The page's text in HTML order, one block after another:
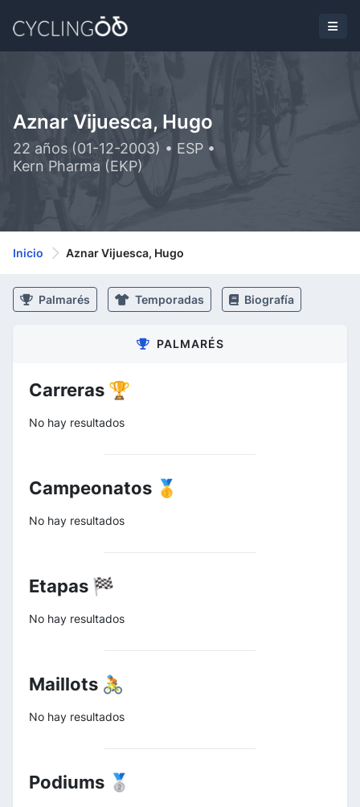
Aznar Vijuesca, Hugo
22 años (01-12-2003) • ESP •
Kern Pharma (EKP)
Inicio Aznar Vijuesca, Hugo
Palmarés Temporadas Biografía
PALMARÉS
Carreras 🏆
No hay resultados
Campeonatos 🥇
No hay resultados
Etapas 🏁
No hay resultados
Maillots 🚴
No hay resultados
Podiums 🥈